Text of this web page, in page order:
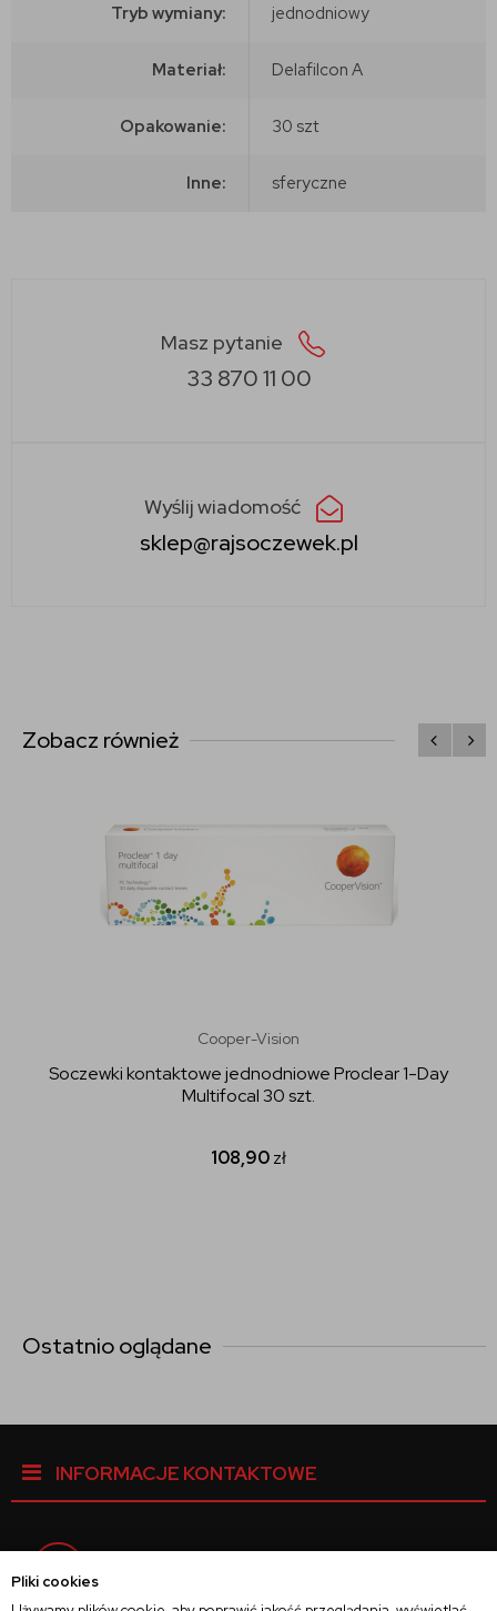
Pliki cookies
Tryb wymiany: jednodniowy
Materiał: Delafilcon A
Opakowanie: 30 szt
Inne: sferyczne
Masz pytanie
33 870 11 00
Wyślij wiadomość
sklep@rajsoczewek.pl
Zobacz również
Cooper-Vision
Soczewki kontaktowe jednodniowe Proclear 1-Day
Multifocal 30 szt.
108,90zł
Ostatnio oglądane
INFORMACJE KONTAKTOWE